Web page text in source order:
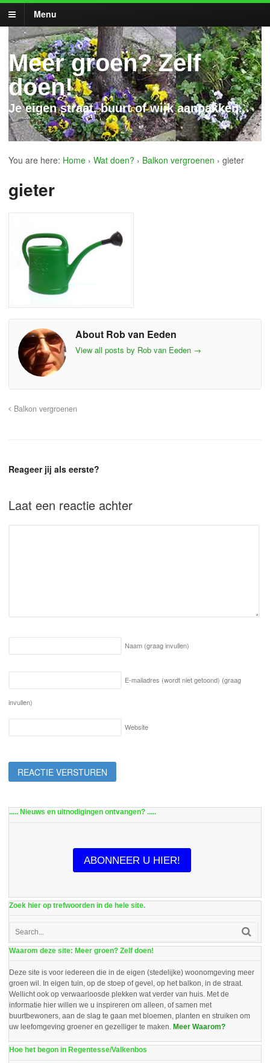
Menu
Meer groen? Zelf
doen!
Je eigen straat, buurt of wijk aanpakken...
You are here: Home › Wat doen? › Balkon vergroenen › gieter
gieter
About Rob van Eeden
View all posts by Rob van Eeden →
Balkon vergroenen
Reageer jij als eerste?
Laat een reactie achter
Naam (graag invullen)
E-mailadres (wordt niet getoond) (graag
invullen)
Website
..... Nieuws en uitnodigingen ontvangen? .....
ABONNEER U HIER!
Zoek hier op trefwoorden in de hele site.
Waarom deze site: Meer groen? Zelf doen!
Deze site is voor iedereen die in de eigen (stedelijke) woonomgeving meer
groen wil. In eigen tuin, op de stoep of gevel, op het balkon, in de straat.
Wellicht ook op verwaarloosde plekken wat verder van huis. Met de
informatie hier willen we u inspireren om alleen, of samen met
buurtbewoners, aan de slag te gaan met bloemen, planten en struiken om
uw leefomgeving groener en gezelliger te maken. Meer Waarom?
Hoe het begon in Regentesse/Valkenbos